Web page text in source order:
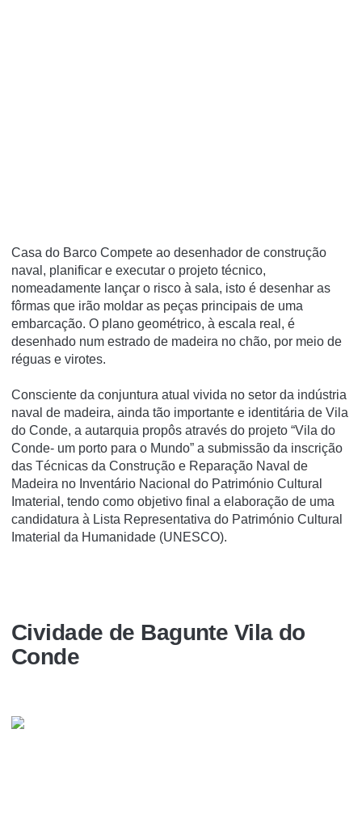
Casa do Barco Compete ao desenhador de construção
naval, planificar e executar o projeto técnico,
nomeadamente lançar o risco à sala, isto é desenhar as
fôrmas que irão moldar as peças principais de uma
embarcação. O plano geométrico, à escala real, é
desenhado num estrado de madeira no chão, por meio de
réguas e virotes.
Consciente da conjuntura atual vivida no setor da indústria
naval de madeira, ainda tão importante e identitária de Vila
do Conde, a autarquia propôs através do projeto “Vila do
Conde- um porto para o Mundo” a submissão da inscrição
das Técnicas da Construção e Reparação Naval de
Madeira no Inventário Nacional do Património Cultural
Imaterial, tendo como objetivo final a elaboração de uma
candidatura à Lista Representativa do Património Cultural
Imaterial da Humanidade (UNESCO).
Cividade de Bagunte Vila do
Conde